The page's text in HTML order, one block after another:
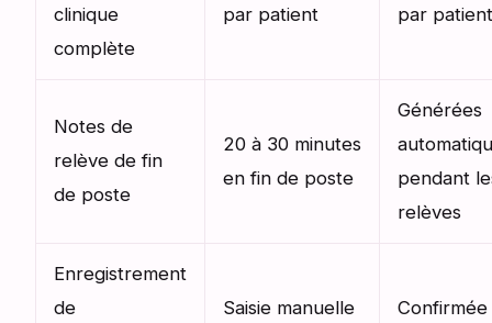
clinique
complète
par patient
par patient
Notes de
relève de fin
de poste
20 à 30 minutes
en fin de poste
Générées
pendant
relèves
Enregistrement
de
Saisie manuelle